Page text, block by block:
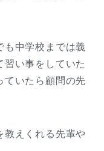
も中学校までは義
い事をしていた
ていたら顧問の先
教えくれる先輩や